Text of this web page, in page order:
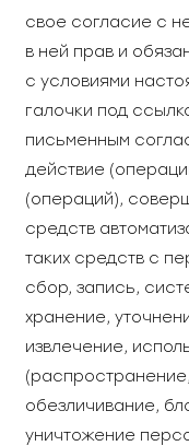
свое согласие с
в ней прав и
с условиями
галочки под
письменным
действие
(операций),
средств
таких средств с
сбор, запись,
хранение,
извлечение,
обезличивание,
уничтожение